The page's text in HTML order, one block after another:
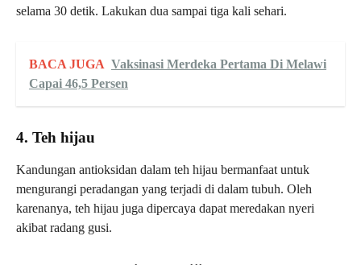
selama 30 detik. Lakukan dua sampai tiga kali sehari.
BACA JUGA Vaksinasi Merdeka Pertama Di Melawi
Capai 46,5 Persen
4. Teh hijau
Kandungan antioksidan dalam teh hijau bermanfaat untuk
mengurangi peradangan yang terjadi di dalam tubuh. Oleh
karenanya, teh hijau juga dipercaya dapat meredakan nyeri
akibat radang gusi.